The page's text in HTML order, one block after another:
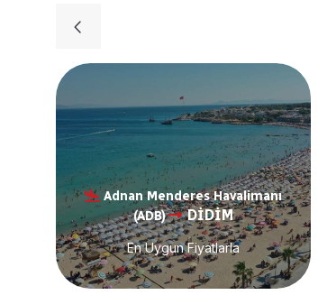
Adnan Menderes Havalimanı
(ADB)
DİDİM
En Uygun Fiyatlarla